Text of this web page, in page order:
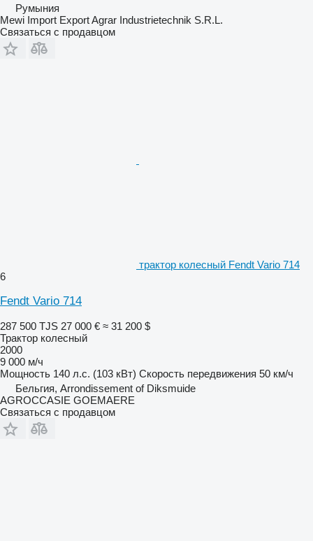
Румыния
Mewi Import Export Agrar Industrietechnik S.R.L.
Связаться с продавцом
трактор колесный Fendt Vario 714
6
Fendt Vario 714
287 500 TJS 27 000 € ≈ 31 200 $
Трактор колесный
2000
9 000 м/ч
Мощность 140 л.с. (103 кВт) Скорость передвижения 50 км/ч
Бельгия, Arrondissement of Diksmuide
AGROCCASIE GOEMAERE
Связаться с продавцом